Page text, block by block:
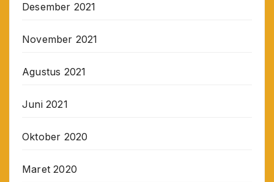
Desember 2021
November 2021
Agustus 2021
Juni 2021
Oktober 2020
Maret 2020